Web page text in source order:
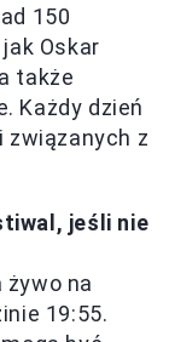
150
Oskar
także
Każdy dzień
związanych z
jeśli nie
na
19:55.